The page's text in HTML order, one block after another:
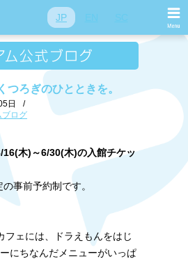
JP
つろぎのひとときを。
日
/
ブログ
木)～6/30(木)の入館チケッ
事前予約制です。
フェには、ドラえもんをはじ
にちなんだメニューがいっぱ